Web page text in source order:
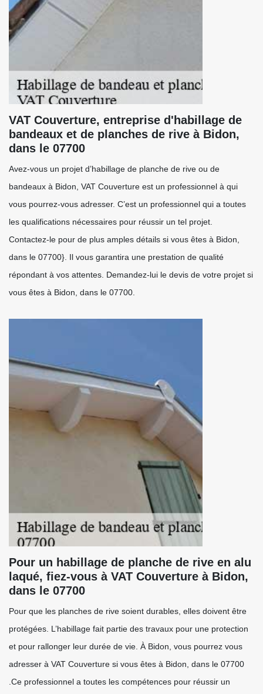
VAT Couverture, entreprise d'habillage de
bandeaux et de planches de rive à Bidon,
dans le 07700
Avez-vous un projet d’habillage de planche de rive ou de
bandeaux à Bidon, VAT Couverture est un professionnel à qui
vous pourrez-vous adresser. C’est un professionnel qui a toutes
les qualifications nécessaires pour réussir un tel projet.
Contactez-le pour de plus amples détails si vous êtes à Bidon,
dans le 07700}. Il vous garantira une prestation de qualité
répondant à vos attentes. Demandez-lui le devis de votre projet si
vous êtes à Bidon, dans le 07700.
Pour un habillage de planche de rive en alu
laqué, fiez-vous à VAT Couverture à Bidon,
dans le 07700
Pour que les planches de rive soient durables, elles doivent être
protégées. L’habillage fait partie des travaux pour une protection
et pour rallonger leur durée de vie. À Bidon, vous pourrez vous
adresser à VAT Couverture si vous êtes à Bidon, dans le 07700
.Ce professionnel a toutes les compétences pour réussir un